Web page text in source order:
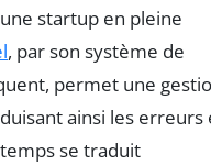
startup en pleine
, par son système de
permet une
ainsi les erreurs
se traduit